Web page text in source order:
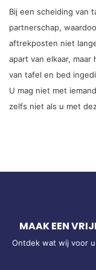
Bij een scheiding van
partnerschap,
aftrekposten niet
apart van elkaar,
van tafel en bed
U mag niet met
zelfs niet als u met
MAAK EEN
Ontdek wat wij voor